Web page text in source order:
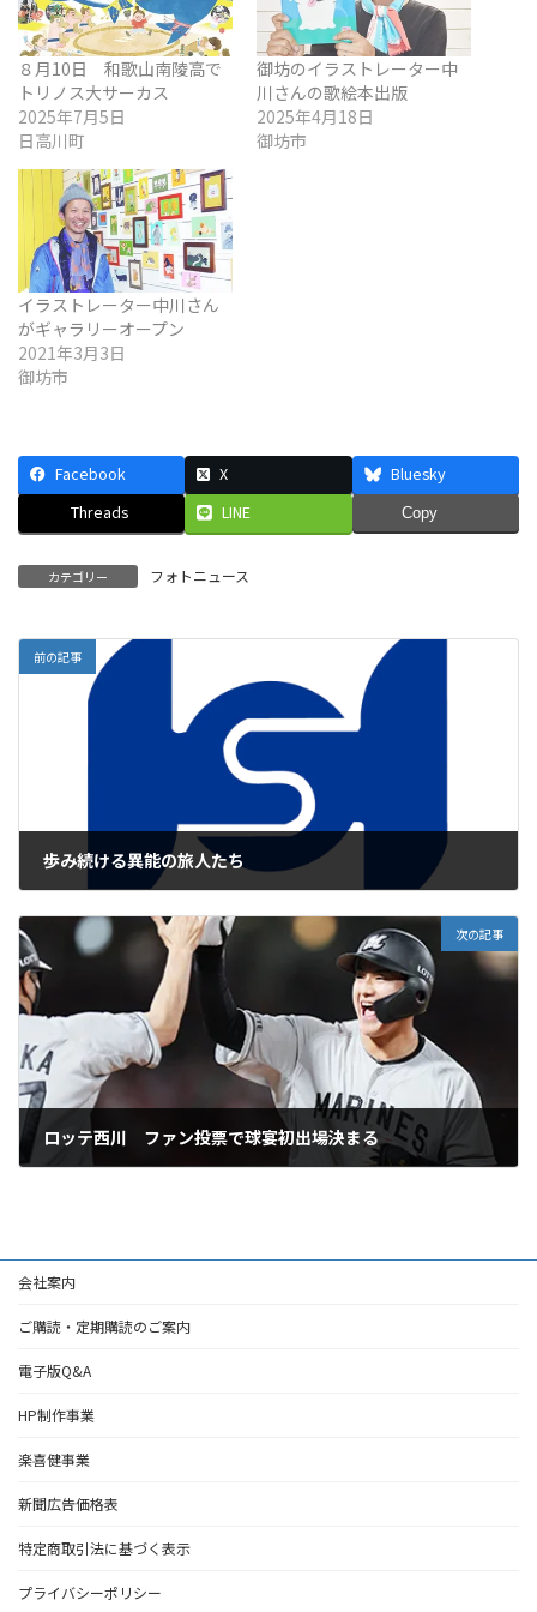
８月10日 和歌山南陵高で
トリノス大サーカス
2025年7月5日
日高川町
御坊のイラストレーター中
川さんの歌絵本出版
2025年4月18日
御坊市
イラストレーター中川さん
がギャラリーオープン
2021年3月3日
御坊市
Facebook X
Bluesky
Threads
LINE Copy
カテゴリー フォトニュース
前の記事
歩み続ける異能の旅人たち
次の記事
ロッテ西川 ファン投票で球宴初出場決まる
会社案内
ご購読・定期購読のご案内
電子版Q&A
HP制作事業
楽喜健事業
新聞広告価格表
特定商取引法に基づく表示
プライバシーポリシー